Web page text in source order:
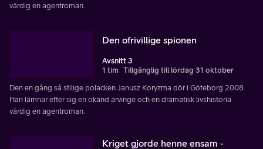
värdig en agentroman.
Den ofrivillige spionen
Avsnitt 3
1 tim Tillgänglig till lördag 31 oktober
Den en gång så stilige polacken Janusz Koryzma dör i Göteborg 2008.
Han lämnar efter sig en okänd arvinge och en dramatisk livshistoria
värdig en agentroman.
Kriget gjorde henne ensam -